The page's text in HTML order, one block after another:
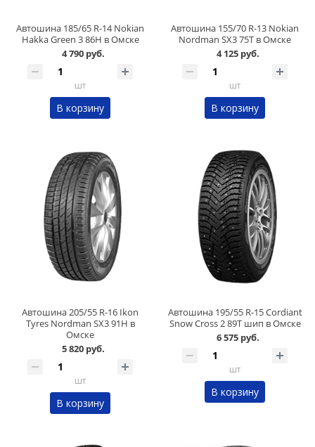
Автошина 185/65 R-14 Nokian
Hakka Green 3 86H в Омске
4 790 руб.
шт
В корзину
Автошина 155/70 R-13 Nokian
Nordman SX3 75T в Омске
4 125 руб.
шт
В корзину
Автошина 205/55 R-16 Ikon
Tyres Nordman SX3 91H в
Омске
5 820 руб.
шт
В корзину
Автошина 195/55 R-15 Cordiant
Snow Cross 2 89T шип в Омске
6 575 руб.
шт
В корзину